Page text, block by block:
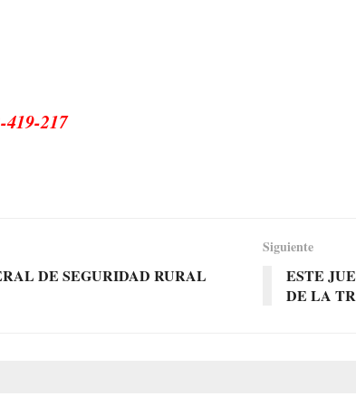
217
DE SEGURIDAD RURAL
Siguiente
ESTE
DE LA